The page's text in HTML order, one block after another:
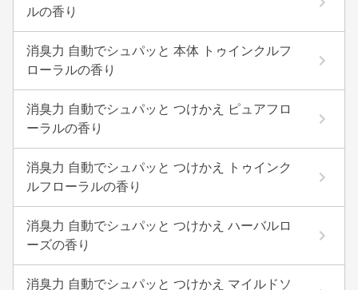
ルの香り
消臭力 自動でシュパッと 本体 トゥインクルフ
ローラルの香り
消臭力 自動でシュパッと つけかえ ピュアフロ
ーラルの香り
消臭力 自動でシュパッと つけかえ トゥインク
ルフローラルの香り
消臭力 自動でシュパッと つけかえ ハーバルロ
ーズの香り
消臭力 自動でシュパッと つけかえ マイルドソ